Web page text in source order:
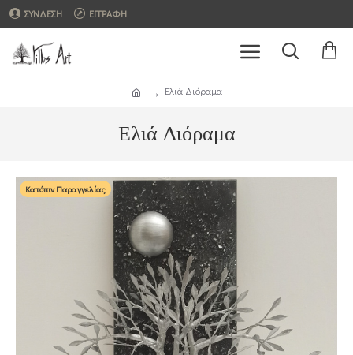
ΣΥΝΔΕΣΗ ΕΓΓΡΑΦΗ
Ελιά Διόραμα
Ελιά Διόραμα
Κατόπιν Παραγγελίας